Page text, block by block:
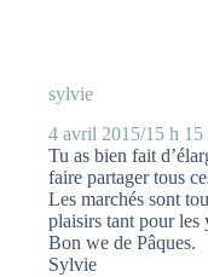
sylvie
4 avril 2015/15 h 15
Tu as bien fait
faire partager tous
Les marchés sont
plaisirs tant pour
Bon we de Pâques.
Sylvie